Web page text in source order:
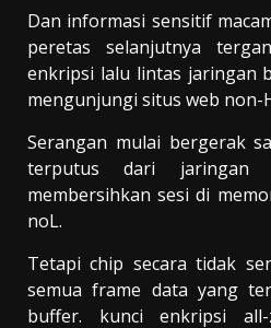
Dan informasi sensitif
peretas selanjutnya
enkripsi lalu lintas jaringan
mengunjungi situs web non-
Serangan mulai bergerak
terputus dari jaringan
membersihkan sesi di
noL.
Tetapi chip secara tidak
semua frame data yang
buffer. kunci enkripsi